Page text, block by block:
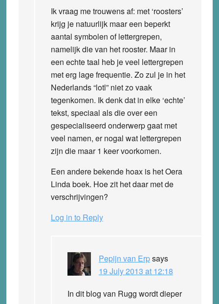
Ik vraag me trouwens af: met ‘roosters’
krijg je natuurlijk maar een beperkt
aantal symbolen of lettergrepen,
namelijk die van het rooster. Maar in
een echte taal heb je veel lettergrepen
met erg lage frequentie. Zo zul je in het
Nederlands “lotl” niet zo vaak
tegenkomen. Ik denk dat in elke ‘echte’
tekst, speciaal als die over een
gespecialiseerd onderwerp gaat met
veel namen, er nogal wat lettergrepen
zijn die maar 1 keer voorkomen.
Een andere bekende hoax is het Oera
Linda boek. Hoe zit het daar met de
verschrijvingen?
Log in to Reply
Pepijn van Erpsays
19 July 2013 at 12:18
In dit blog van Rugg wordt dieper